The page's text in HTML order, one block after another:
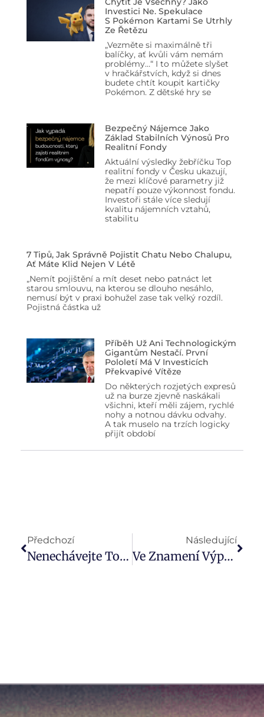
Investici Ne. Spekulace
S Pokémon Kartami Se Utrhly
Ze Řetězu
„Vezměte si maximálně tři
balíčky, ať kvůli vám nemám
problémy…“ I to můžete slyšet
v hračkářstvích, když si dnes
budete chtít koupit kartičky
Pokémon. Z dětské hry se
Bezpečný Nájemce Jako
Základ Stabilních Výnosů Pro
Realitní Fondy
Aktuální výsledky žebříčku Top
realitní fondy v Česku ukazují,
že mezi klíčové parametry již
nepatří pouze výkonnost fondu.
Investoři stále více sledují
kvalitu nájemních vztahů,
stabilitu
7 Tipů, Jak Správně Pojistit Chatu Nebo Chalupu,
Ať Máte Klid Nejen V Létě
„Nemít pojištění a mít deset nebo patnáct let
starou smlouvu, na kterou se dlouho nesáhlo,
nemusí být v praxi bohužel zase tak velký rozdíl.
Pojistná částka už
Příběh Už Ani Technologickým
Gigantům Nestačí. První
Pololetí Má V Investicích
Překvapivé Vítěze
Do některých rozjetých expresů
už na burze zjevně naskákali
všichni, kteří měli zájem, rychlé
nohy a notnou dávku odvahy.
A tak muselo na trzích logicky
přijít období
Předchozí
Nenechávejte To Náhodě. Na Penzi Se Vyplatí Začít Spořit Co Nejdříve
Následující
Ve Znamení Výprodejů (Videokomentář: Týden 9)